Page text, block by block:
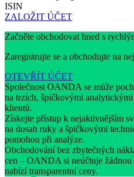
ISIN
ZALOŽIT ÚČET
Začněte obchodovat hned s
Zaregistrujte se a obchodujte na
OTEVŘÍT ÚČET
Společnost OANDA se může
na trzích, špičkovými
klientů.
Získejte přístup k nejaktivnějším
na dosah ruky a špičkovými
pomohou při analýze.
Obchodování bez zbytečných
cen – OANDA si neúčtuje
nabízí transparentní ceny.